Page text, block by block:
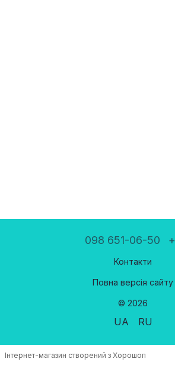
098 651-06-50 +
Контакти
Повна версія сайту
© 2026
UA RU
Інтернет-магазин створений з Хорошоп